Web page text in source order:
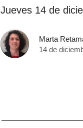
Jueves 14 de
Marta
14 de